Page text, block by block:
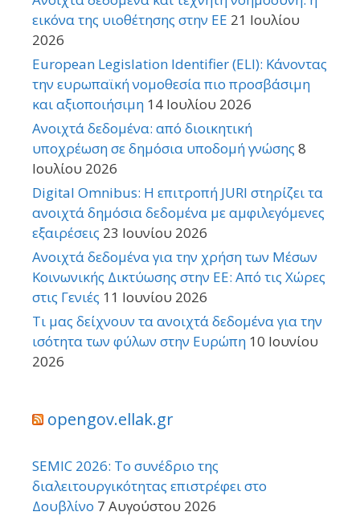
εικόνα της υιοθέτησης στην ΕΕ 21 Ιουλίου
2026
European Legislation Identifier (ELI): Κάνοντας
την ευρωπαϊκή νομοθεσία πιο προσβάσιμη
και αξιοποιήσιμη 14 Ιουλίου 2026
Ανοιχτά δεδομένα: από διοικητική
υποχρέωση σε δημόσια υποδομή γνώσης 8
Ιουλίου 2026
Digital Omnibus: Η επιτροπή JURI στηρίζει τα
ανοιχτά δημόσια δεδομένα με αμφιλεγόμενες
εξαιρέσεις 23 Ιουνίου 2026
Ανοιχτά δεδομένα για την χρήση των Μέσων
Κοινωνικής Δικτύωσης στην ΕΕ: Από τις Χώρες
στις Γενιές 11 Ιουνίου 2026
Τι μας δείχνουν τα ανοιχτά δεδομένα για την
ισότητα των φύλων στην Ευρώπη 10 Ιουνίου
2026
opengov.ellak.gr
SEMIC 2026: Το συνέδριο της
διαλειτουργικότητας επιστρέφει στο
Δουβλίνο 7 Αυγούστου 2026